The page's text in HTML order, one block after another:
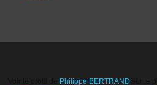
Philippe BERTRAND